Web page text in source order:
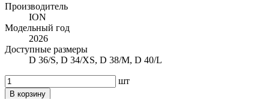
Производитель
ION
Модельный год
2026
Доступные размеры
D 36/S, D 34/XS, D 38/M, D 40/L
шт
В корзину